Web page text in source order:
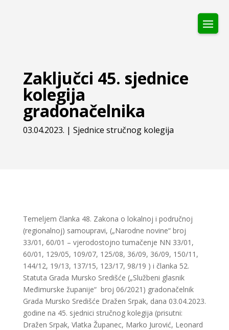
Zaključci 45. sjednice
kolegija
gradonačelnika
03.04.2023. | Sjednice stručnog kolegija
Temeljem članka 48. Zakona o lokalnoj i područnoj
(regionalnoj) samoupravi, („Narodne novine“ broj
33/01, 60/01 – vjerodostojno tumačenje NN 33/01,
60/01, 129/05, 109/07, 125/08, 36/09, 36/09, 150/11,
144/12, 19/13, 137/15, 123/17, 98/19 ) i članka 52.
Statuta Grada Mursko Središće („Službeni glasnik
Međimurske županije“ broj 06/2021) gradonačelnik
Grada Mursko Središće Dražen Srpak, dana 03.04.2023.
godine na 45. sjednici stručnog kolegija (prisutni:
Dražen Srpak, Vlatka Županec, Marko Jurović, Leonard